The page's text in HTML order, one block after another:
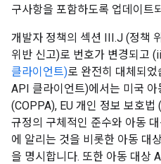
구사항을 포함하도록 업데이트
개발자 정책의 섹션 III.J (정책
위반 신고)로 번호가 변경되고
클라이언트)로 완전히 대체되
API 클라이언트)에서는 미국
(COPPA), EU 개인 정보 보호
규정의 구체적인 준수와 아동
에 알리는 것을 비롯한 아동 대
을 명시합니다. 또한 아동 대상